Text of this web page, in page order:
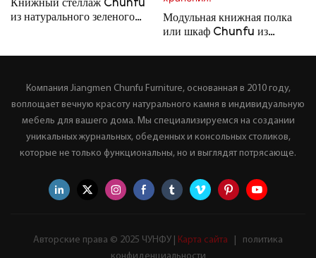
Книжный стеллаж Chunfu
из натурального зеленого
Модульная книжная полка
или шкаф Chunfu из
хранения.
Компания Jiangmen Chunfu Furniture, основанная в 2010 году,
воплощает вечную красоту натурального камня в индивидуальную
мебель для вашего дома. Мы специализируемся на создании
уникальных журнальных, обеденных и консольных столиков,
которые не только функциональны, но и выглядят потрясающе.
Авторские права © 2025 ЧУНФУ | Карта сайта
политика